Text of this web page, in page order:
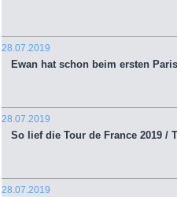
28.07.2019
Ewan hat schon beim ersten
28.07.2019
So lief die Tour de France 2019 /
28.07.2019